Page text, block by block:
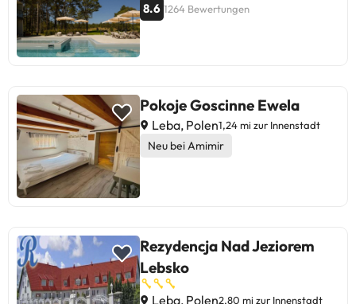
8.6 1264 Bewertungen
Pokoje Goscinne Ewela
Leba, Polen1,24 mi zur Innenstadt
Neu bei Amimir
Rezydencja Nad Jeziorem
Lebsko
Leba, Polen2,80 mi zur Innenstadt